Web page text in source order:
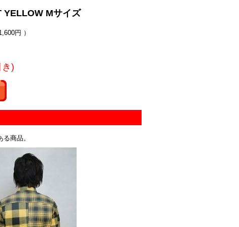
YELLOW Mサイズ
円 ）
)
商品。